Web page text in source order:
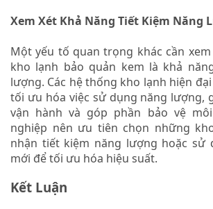
Xem Xét Khả Năng Tiết Kiệm Năng
Một yếu tố quan trọng khác cần
kho lạnh bảo quản kem là khả
lượng. Các hệ thống kho lạnh hiện
tối ưu hóa việc sử dụng năng lượng,
vận hành và góp phần bảo vệ
nghiệp nên ưu tiên chọn những
nhận tiết kiệm năng lượng hoặc sử
mới để tối ưu hóa hiệu suất.
Kết Luận